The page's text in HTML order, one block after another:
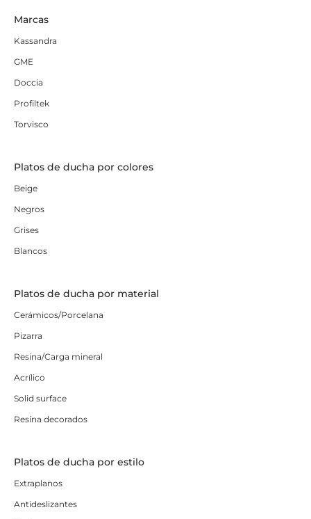
Marcas
Kassandra
GME
Doccia
Profiltek
Torvisco
Platos de ducha por colores
Beige
Negros
Grises
Blancos
Platos de ducha por material
Cerámicos/Porcelana
Pizarra
Resina/Carga mineral
Acrílico
Solid surface
Resina decorados
Platos de ducha por estilo
Extraplanos
Antideslizantes